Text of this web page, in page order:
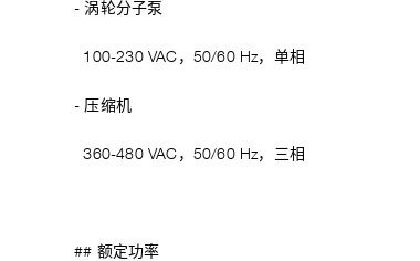
- 涡轮分子泵
100-230 VAC，50/60 Hz，单相
- 压缩机
360-480 VAC，50/60 Hz，三相
## 额定功率